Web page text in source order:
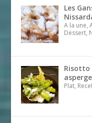
Les
A la une,
Dessert,
Risotto
Plat,